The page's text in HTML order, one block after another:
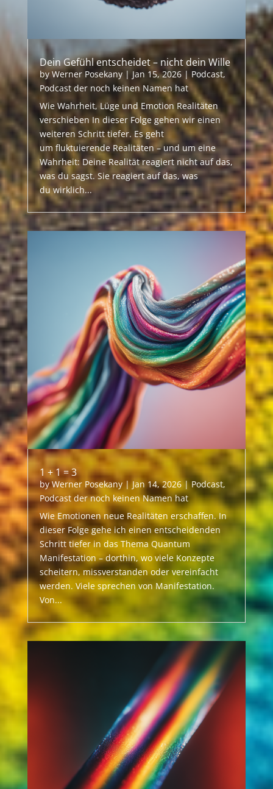
Dein Gefühl entscheidet – nicht dein Wille
byWerner Posekany|Jan 15, 2026| Podcast,
Podcast der noch keinen Namen hat
Wie Wahrheit, Lüge und Emotion Realitäten
verschieben In dieser Folge gehen wir einen
weiteren Schritt tiefer. Es geht
um fluktuierende Realitäten – und um eine
Wahrheit: Deine Realität reagiert nicht auf das,
was du sagst. Sie reagiert auf das, was
du wirklich...
1 + 1 = 3
byWerner Posekany|Jan 14, 2026|Podcast,
Podcast der noch keinen Namen hat
Wie Emotionen neue Realitäten erschaffen. In
dieser Folge gehe ich einen entscheidenden
Schritt tiefer in das Thema Quantum
Manifestation – dorthin, wo viele Konzepte
scheitern, missverstanden oder vereinfacht
werden. Viele sprechen von Manifestation.
Von...